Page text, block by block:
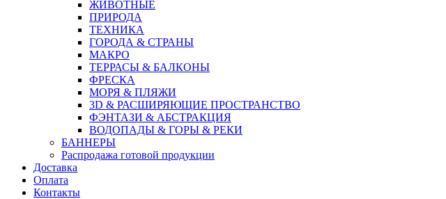
ЖИВОТНЫЕ
ПРИРОДА
ТЕХНИКА
ГОРОДА & СТРАНЫ
МАКРО
ТЕРРАСЫ & БАЛКОНЫ
ФРЕСКА
МОРЯ & ПЛЯЖИ
3D & РАСШИРЯЮЩИЕ ПРОСТРАНСТВО
ФЭНТАЗИ & АБСТРАКЦИЯ
ВОДОПАДЫ & ГОРЫ & РЕКИ
БАННЕРЫ
Распродажа готовой продукции
Доставка
Оплата
Контакты